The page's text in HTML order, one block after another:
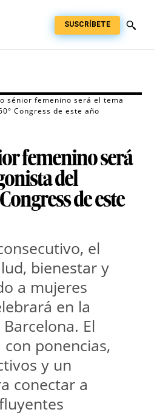
SUSCRÍBETE
sénior femenino será el tema
Congress de este año
femenino será
del
de este
el
bienestar y
a mujeres
en la
El
ponencias,
y un
conectar a